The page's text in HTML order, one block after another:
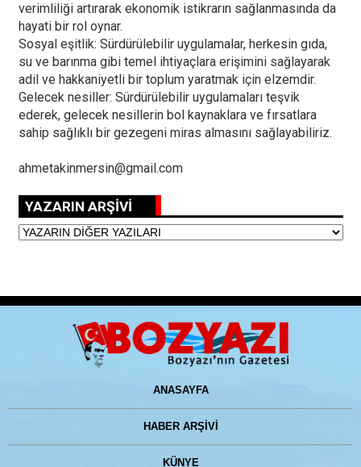
verimliliği artırarak ekonomik istikrarın sağlanmasında da
hayati bir rol oynar.
Sosyal eşitlik: Sürdürülebilir uygulamalar, herkesin gıda,
su ve barınma gibi temel ihtiyaçlara erişimini sağlayarak
adil ve hakkaniyetli bir toplum yaratmak için elzemdir.
Gelecek nesiller: Sürdürülebilir uygulamaları teşvik
ederek, gelecek nesillerin bol kaynaklara ve fırsatlara
sahip sağlıklı bir gezegeni miras almasını sağlayabiliriz.
ahmetakinmersin@gmail.com
YAZARIN ARŞİVİ
ANASAYFA
HABER ARŞİVİ
KÜNYE